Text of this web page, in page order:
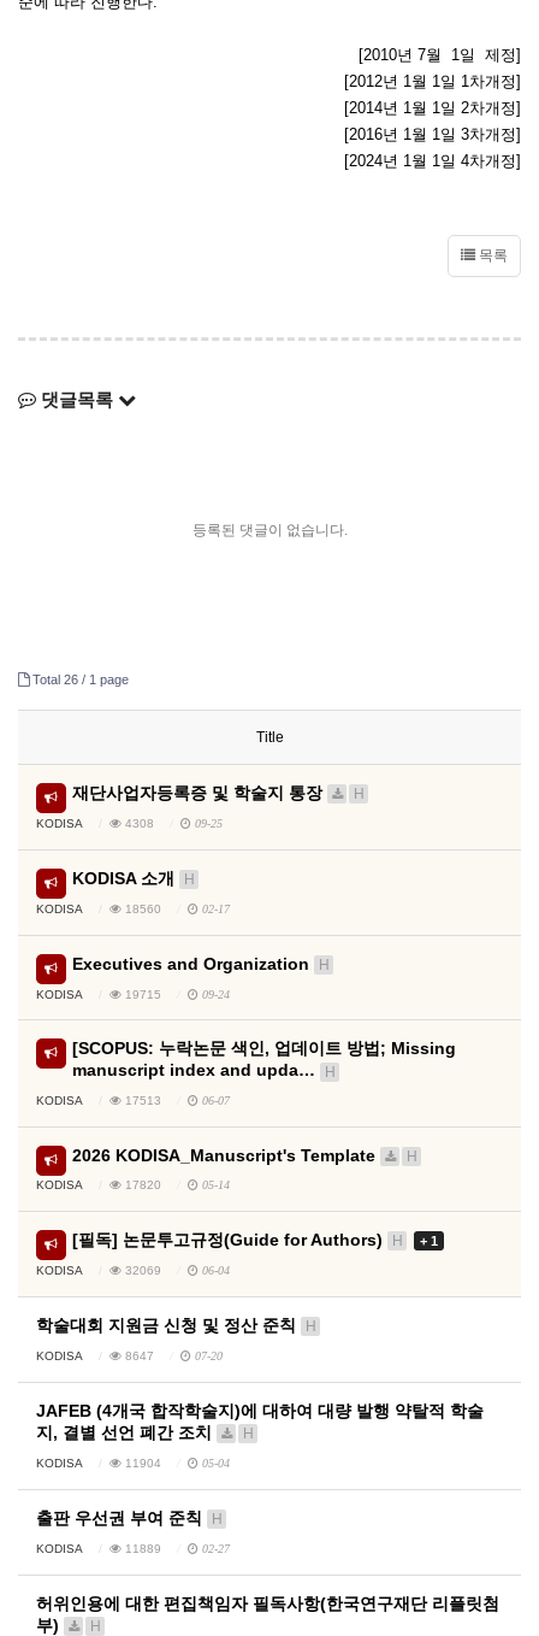
[2010년 7월 1일 제정]
[2012년 1월 1일 1차개정]
[2014년 1월 1일 2차개정]
[2016년 1월 1일 3차개정]
[2024년 1월 1일 4차개정]
목록
댓글목록
등록된 댓글이 없습니다.
Total 26 / 1 page
Title
재단사업자등록증 및 학술지 통장 H
KODISA 4308 09-25
KODISA 소개 H
KODISA 18560 02-17
Executives and Organization H
KODISA 19715 09-24
[SCOPUS: 누락논문 색인, 업데이트 방법; Missing
manuscript index and upda…
H
KODISA 17513 06-07
2026 KODISA_Manuscript's Template H
KODISA 17820 05-14
[필독] 논문투고규정(Guide for Authors) H + 1
KODISA 32069 06-04
학술대회 지원금 신청 및 정산 준칙 H
KODISA 8647 07-20
JAFEB (4개국 합작학술지)에 대하여 대량 발행 약탈적 학술
지, 결별 선언 폐간 조치
H
KODISA 11904 05-04
출판 우선권 부여 준칙 H
KODISA 11889 02-27
허위인용에 대한 편집책임자 필독사항(한국연구재단 리플릿첨
부)
H